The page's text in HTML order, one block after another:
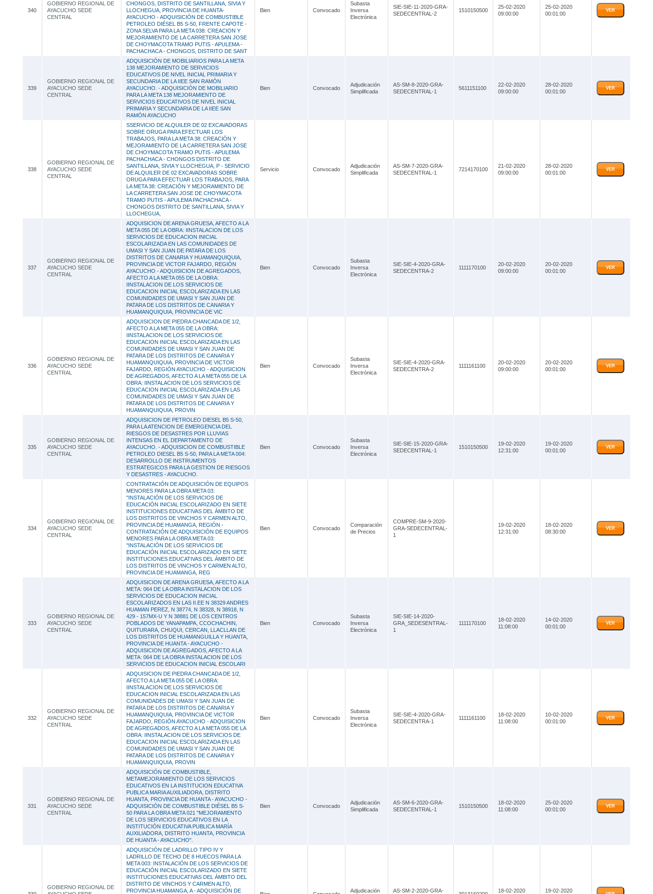
340
GOBIERNO REGIONAL DE
AYACUCHO SEDE
CENTRAL
CHONGOS, DISTRITO DE SANTILLANA, SIVIA Y
LLOCHEGUA, PROVINCIA DE HUANTA-
AYACUCHO - ADQUISICIÓN DE COMBUSTIBLE
PETROLEO DIÉSEL B5 S-50, FRENTE CAPOTE -
ZONA SELVA PARA LA META 038: CREACION Y
MEJORAMIENTO DE LA CARRETERA SAN JOSE
DE CHOYMACOTA TRAMO PUTIS - APULEMA -
PACHACHACA - CHONGOS, DISTRITO DE SANT
Bien Convocado
Subasta
Inversa
Electrónica
SIE-SIE-11-2020-GRA-
SEDECENTRAL-2
1510150500
25-02-2020
09:00:00
25-02-2020
00:01:00
VER
339
GOBIERNO REGIONAL DE
AYACUCHO SEDE
CENTRAL
ADQUISICIÓN DE MOBILIARIOS PARA LA META
138 MEJORAMIENTO DE SERVICIOS
EDUCATIVOS DE NIVEL INICIAL PRIMARIA Y
SECUNDARIA DE LA IIEE SAN RAMÓN
AYACUCHO. - ADQUISICIÓN DE MOBILIARIO
PARA LA META 138 MEJORAMIENTO DE
SERVICIOS EDUCATIVOS DE NIVEL INICIAL
PRIMARIA Y SECUNDARIA DE LA IIEE SAN
RAMÓN AYACUCHO
Bien Convocado
Adjudicación
Simplificada
AS-SM-8-2020-GRA-
SEDECENTRAL-1
5611151100
22-02-2020
09:00:00
28-02-2020
00:01:00
VER
338
GOBIERNO REGIONAL DE
AYACUCHO SEDE
CENTRAL
SSERVICIO DE ALQUILER DE 02 EXCAVADORAS
SOBRE ORUGA PARA EFECTUAR LOS
TRABAJOS, PARA LA META 38: CREACIÓN Y
MEJORAMIENTO DE LA CARRETERA SAN JOSE
DE CHOYMACOTA TRAMO PUTIS - APULEMA
PACHACHACA - CHONGOS DISTRITO DE
SANTILLANA, SIVIA Y LLOCHEGUA, P - SERVICIO
DE ALQUILER DE 02 EXCAVADORAS SOBRE
ORUGA PARA EFECTUAR LOS TRABAJOS, PARA
LA META 38: CREACIÓN Y MEJORAMIENTO DE
LA CARRETERA SAN JOSE DE CHOYMACOTA
TRAMO PUTIS - APULEMA PACHACHACA -
CHONGOS DISTRITO DE SANTILLANA, SIVIA Y
LLOCHEGUA,
Servicio Convocado
Adjudicación
Simplificada
AS-SM-7-2020-GRA-
SEDECENTRAL-1
7214170100
21-02-2020
09:00:00
28-02-2020
00:01:00
VER
337
GOBIERNO REGIONAL DE
AYACUCHO SEDE
CENTRAL
ADQUISICION DE ARENA GRUESA, AFECTO A LA
META 055 DE LA OBRA: IINSTALACION DE LOS
SERVICIOS DE EDUCACION INICIAL
ESCOLARIZADA EN LAS COMUNIDADES DE
UMASI Y SAN JUAN DE PATARA DE LOS
DISTRITOS DE CANARIA Y HUAMANQUIQUIA,
PROVINCIA DE VICTOR FAJARDO, REGIÓN
AYACUCHO - ADQUISICION DE AGREGADOS,
AFECTO A LA META 055 DE LA OBRA:
IINSTALACION DE LOS SERVICIOS DE
EDUCACION INICIAL ESCOLARIZADA EN LAS
COMUNIDADES DE UMASI Y SAN JUAN DE
PATARA DE LOS DISTRITOS DE CANARIA Y
HUAMANQUIQUIA, PROVINCIA DE VIC
Bien Convocado
Subasta
Inversa
Electrónica
SIE-SIE-4-2020-GRA-
SEDECENTRA-2
1111170100
20-02-2020
09:00:00
20-02-2020
00:01:00
VER
336
GOBIERNO REGIONAL DE
AYACUCHO SEDE
CENTRAL
ADQUISICION DE PIEDRA CHANCADA DE 1/2,
AFECTO A LA META 055 DE LA OBRA:
IINSTALACION DE LOS SERVICIOS DE
EDUCACION INICIAL ESCOLARIZADA EN LAS
COMUNIDADES DE UMASI Y SAN JUAN DE
PATARA DE LOS DISTRITOS DE CANARIA Y
HUAMANQUIQUIA, PROVINCIA DE VICTOR
FAJARDO, REGIÓN AYACUCHO - ADQUISICION
DE AGREGADOS, AFECTO A LA META 055 DE LA
OBRA: IINSTALACION DE LOS SERVICIOS DE
EDUCACION INICIAL ESCOLARIZADA EN LAS
COMUNIDADES DE UMASI Y SAN JUAN DE
PATARA DE LOS DISTRITOS DE CANARIA Y
HUAMANQUIQUIA, PROVIN
Bien Convocado
Subasta
Inversa
Electrónica
SIE-SIE-4-2020-GRA-
SEDECENTRA-2
1111161100
20-02-2020
09:00:00
20-02-2020
00:01:00
VER
335
GOBIERNO REGIONAL DE
AYACUCHO SEDE
CENTRAL
ADQUISICION DE PETROLEO DIESEL B5 S-50,
PARA LA ATENCION DE EMERGENCIA DEL
RIESGOS DE DESASTRES POR LLUVIAS
INTENSAS EN EL DEPARTAMENTO DE
AYACUCHO. - ADQUISICION DE COMBUSTIBLE
PETROLEO DIESEL B5 S-50, PARA LA META 004:
DESARROLLO DE INSTRUMENTOS
ESTRATEGICOS PARA LA GESTION DE RIESGOS
Y DESASTRES - AYACUCHO.
Bien Convocado
Subasta
Inversa
Electrónica
SIE-SIE-15-2020-GRA-
SEDECENTRAL-1
1510150500
19-02-2020
12:31:00
19-02-2020
00:01:00
VER
334
GOBIERNO REGIONAL DE
AYACUCHO SEDE
CENTRAL
CONTRATACIÓN DE ADQUISICIÓN DE EQUIPOS
MENORES PARA LA OBRA META 03:
"INSTALACIÓN DE LOS SERVICIOS DE
EDUCACIÓN INICIAL ESCOLARIZADO EN SIETE
INSTITUCIONES EDUCATIVAS DEL ÁMBITO DE
LOS DISTRITOS DE VINCHOS Y CARMEN ALTO,
PROVINCIA DE HUAMANGA, REGIÓN -
CONTRATACIÓN DE ADQUISICIÓN DE EQUIPOS
MENORES PARA LA OBRA META 03:
"INSTALACIÓN DE LOS SERVICIOS DE
EDUCACIÓN INICIAL ESCOLARIZADO EN SIETE
INSTITUCIONES EDUCATIVAS DEL ÁMBITO DE
LOS DISTRITOS DE VINCHOS Y CARMEN ALTO,
PROVINCIA DE HUAMANGA, REG
Bien Convocado
Comparación
de Precios
COMPRE-SM-9-2020-
GRA-SEDECENTRAL-
1
19-02-2020
12:31:00
18-02-2020
08:30:00
VER
333
GOBIERNO REGIONAL DE
AYACUCHO SEDE
CENTRAL
ADQUISICION DE ARENA GRUESA, AFECTO A LA
META: 064 DE LA OBRA INSTALACION DE LOS
SERVICIOS DE EDUCACION INICIAL
ESCOLARIZADOS EN LAS II.EE N 38329 ANDRES
HUAMAN PEREZ, N 38774, N 38328, N 38918, N
429 - 157MX-U Y N 38881 DE LOS CENTROS
POBLADOS DE YANAPAMPA, CCOCHACHIN,
QUITURARA, CHUQUI, CERCAN, LLACLLAN DE
LOS DISTRITOS DE HUAMANGUILLA Y HUANTA,
PROVINCIA DE HUANTA - AYACUCHO -
ADQUISICION DE AGREGADOS, AFECTO A LA
META: 064 DE LA OBRA INSTALACION DE LOS
SERVICIOS DE EDUCACION INICIAL ESCOLARI
Bien Convocado
Subasta
Inversa
Electrónica
SIE-SIE-14-2020-
GRA_SEDESENTRAL-
1
1111170100
18-02-2020
11:08:00
14-02-2020
00:01:00
VER
332
GOBIERNO REGIONAL DE
AYACUCHO SEDE
CENTRAL
ADQUISICION DE PIEDRA CHANCADA DE 1/2,
AFECTO A LA META 055 DE LA OBRA:
IINSTALACION DE LOS SERVICIOS DE
EDUCACION INICIAL ESCOLARIZADA EN LAS
COMUNIDADES DE UMASI Y SAN JUAN DE
PATARA DE LOS DISTRITOS DE CANARIA Y
HUAMANQUIQUIA, PROVINCIA DE VICTOR
FAJARDO, REGIÓN AYACUCHO - ADQUISICION
DE AGREGADOS, AFECTO A LA META 055 DE LA
OBRA: IINSTALACION DE LOS SERVICIOS DE
EDUCACION INICIAL ESCOLARIZADA EN LAS
COMUNIDADES DE UMASI Y SAN JUAN DE
PATARA DE LOS DISTRITOS DE CANARIA Y
HUAMANQUIQUIA, PROVIN
Bien Convocado
Subasta
Inversa
Electrónica
SIE-SIE-4-2020-GRA-
SEDECENTRA-1
1111161100
18-02-2020
11:08:00
10-02-2020
00:01:00
VER
331
GOBIERNO REGIONAL DE
AYACUCHO SEDE
CENTRAL
ADQUISICIÓN DE COMBUSTIBLE,
METAMEJORAMIENTO DE LOS SERVICIOS
EDUCATIVOS EN LA INSTITUCION EDUCATIVA
PUBLICA MARIA AUXILIADORA, DISTRITO
HUANTA, PROVINCIA DE HUANTA - AYACUCHO -
ADQUISICIÓN DE COMBUSTIBLE DIÉSEL B5 S-
50 PARA LA OBRA META 021 "MEJORAMIENTO
DE LOS SERVICIOS EDUCATIVOS EN LA
INSTITUCIÓN EDUCATIVA PUBLICA MARÍA
AUXILIADORA, DISTRITO HUANTA, PROVINCIA
DE HUANTA - AYACUCHO".
Bien Convocado
Adjudicación
Simplificada
AS-SM-6-2020-GRA-
SEDECENTRAL-1
1510150500
18-02-2020
11:08:00
25-02-2020
00:01:00
VER
GOBIERNO REGIONAL DE
ADQUISICIÓN DE LADRILLO TIPO IV Y
LADRILLO DE TECHO DE 8 HUECOS PARA LA
META 003: INSTALACIÓN DE LOS SERVICIOS DE
EDUCACIÓN INICIAL ESCOLARIZADO EN SIETE
INSTITUCIONES EDUCATIVAS DEL ÁMBITO DEL
DISTRITO DE VINCHOS Y CARMEN ALTO,
PROVINCIA HUAMANGA, A - ADQUISICIÓN DE
Adjudicación AS-SM-2-2020-GRA- 18-02-2020 19-02-2020